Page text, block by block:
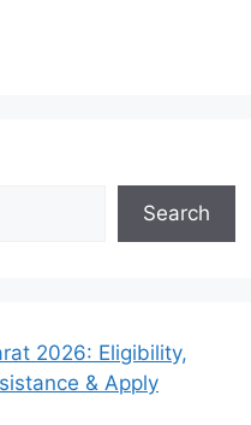
Search
2026: Eligibility,
& Apply